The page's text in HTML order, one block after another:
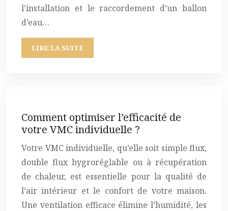
l’installation et le raccordement d’un ballon
d’eau…
LIRE LA SUITE
Comment optimiser l’efficacité de
votre VMC individuelle ?
Votre VMC individuelle, qu’elle soit simple flux,
double flux hygroréglable ou à récupération
de chaleur, est essentielle pour la qualité de
l’air intérieur et le confort de votre maison.
Une ventilation efficace élimine l’humidité, les